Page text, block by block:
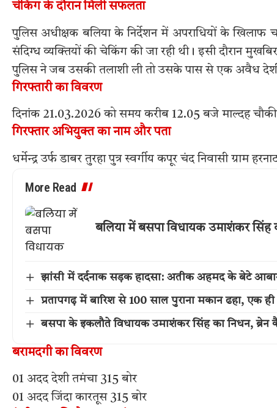
चेकिंग के दौरान मिली सफलता
पुलिस अधीक्षक बलिया के निर्देशन में अपराधियों के खिलाफ
संदिग्ध व्यक्तियों की चेकिंग की जा रही थी। इसी दौरान
पुलिस ने जब उसकी तलाशी ली तो उसके पास से एक अवैध
गिरफ्तारी का विवरण
दिनांक 21.03.2026 को समय करीब 12.05 बजे माल्दह चौकी
गिरफ्तार अभियुक्त का नाम और पता
धर्मेन्द्र उर्फ डाबर तुरहा पुत्र स्वर्गीय कपूर चंद निवासी ग्राम
More Read
बलिया में बसपा विधायक उमाशंकर
झांसी में दर्दनाक सड़क हादसा: अतीक अहमद के बेटे
प्रतापगढ़ में बारिश से 100 साल पुराना मकान ढहा, एक
बसपा के इकलौते विधायक उमाशंकर सिंह का निधन, ब्रेन
बरामदगी का विवरण
01 अदद देशी तमंचा 315 बोर
01 अदद जिंदा कारतूस 315 बोर